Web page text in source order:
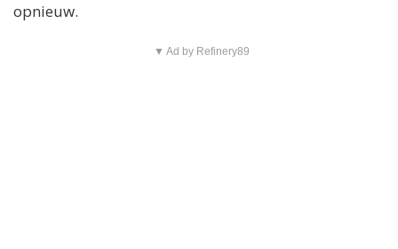
opnieuw.
▼ Ad by Refinery89